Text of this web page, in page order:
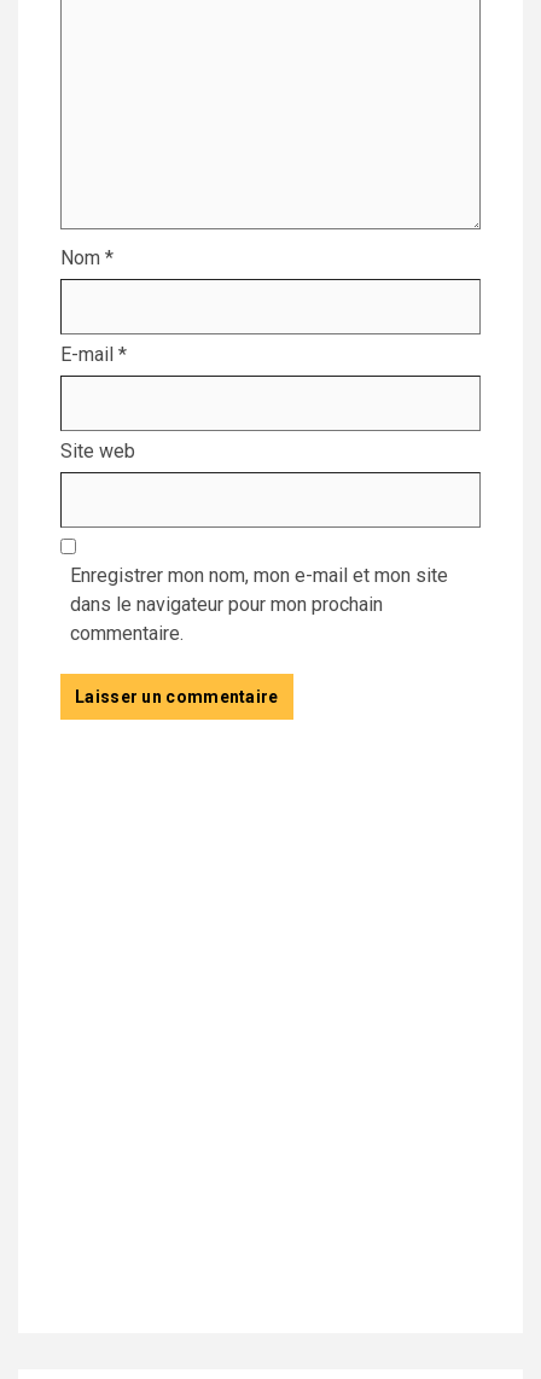
Nom *
E-mail *
Site web
Enregistrer mon nom, mon e-mail et mon site
dans le navigateur pour mon prochain
commentaire.